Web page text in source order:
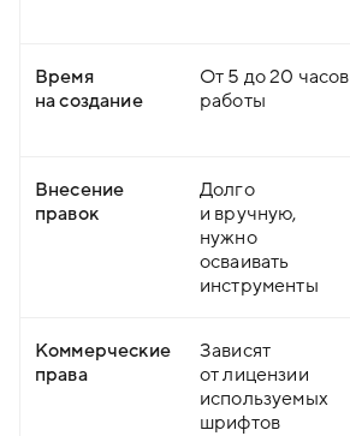
Время
на создание
От 5 до 20 часов
работы
Внесение
правок
Долго
и вручную,
нужно
осваивать
инструменты
Коммерческие
права
Зависят
от лицензии
используемых
шрифтов